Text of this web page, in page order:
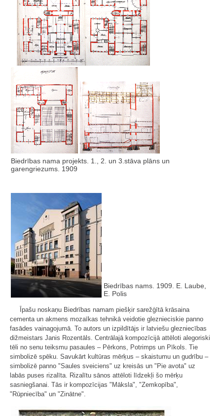
Biedrības nama projekts. 1., 2. un 3.stāva plāns un
garengriezums. 1909
Biedrības nams. 1909. E. Laube,
E. Polis
Īpašu noskaņu Biedrības namam piešķir sarežģītā krāsaina
cementa un akmens mozaīkas tehnikā veidotie gleznieciskie panno
fasādes vainagojumā. To autors un izpildītājs ir latviešu glezniecības
dižmeistars Janis Rozentāls. Centrālajā kompozīcijā attēloti alegoriski
tēli no senu teiksmu pasaules – Pērkons, Potrimps un Pīkols. Tie
simbolizē spēku. Savukārt kultūras mērķus – skaistumu un gudrību –
simbolizē panno "Saules sveiciens" uz kreisās un "Pie avota" uz
labās puses rizalīta. Rizalītu sānos attēloti līdzekļi šo mērķu
sasniegšanai. Tās ir kompozīcijas "Māksla", "Zemkopība",
"Rūpniecība" un "Zinātne".